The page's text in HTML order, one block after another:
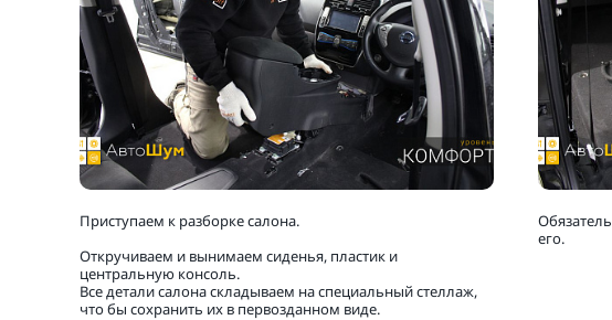
Приступаем к разборке салона.
Откручиваем и вынимаем сиденья, пластик и
центральную консоль.
Все детали салона складываем на специальный стеллаж,
что бы сохранить их в первозданном виде.
его.